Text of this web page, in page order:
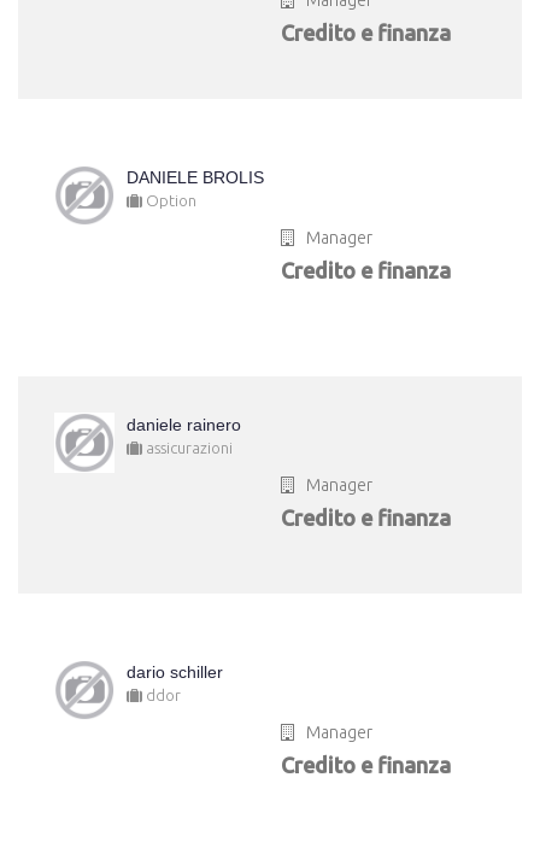
Credito e finanza
DANIELE BROLIS
Option
Manager
Credito e finanza
daniele rainero
assicurazioni
Manager
Credito e finanza
dario schiller
ddor
Manager
Credito e finanza